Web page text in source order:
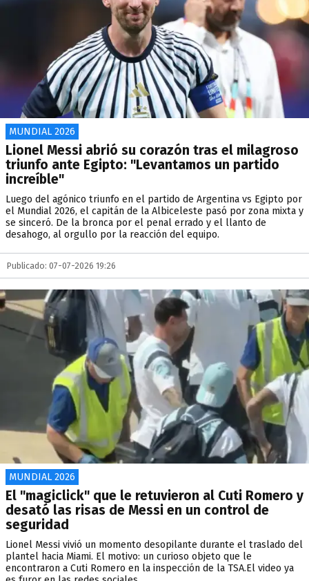
MUNDIAL 2026
Lionel Messi abrió su corazón tras el milagroso
triunfo ante Egipto: "Levantamos un partido
increíble"
Luego del agónico triunfo en el partido de Argentina vs Egipto por
el Mundial 2026, el capitán de la Albiceleste pasó por zona mixta y
se sinceró. De la bronca por el penal errado y el llanto de
desahogo, al orgullo por la reacción del equipo.
Publicado: 07-07-2026 19:26
MUNDIAL 2026
El "magiclick" que le retuvieron al Cuti Romero y
desató las risas de Messi en un control de
seguridad
Lionel Messi vivió un momento desopilante durante el traslado del
plantel hacia Miami. El motivo: un curioso objeto que le
encontraron a Cuti Romero en la inspección de la TSA.El video ya